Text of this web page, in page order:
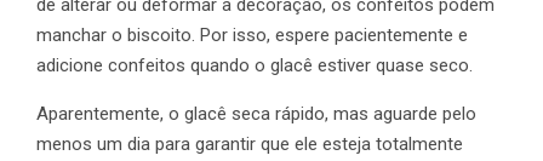
de alterar ou deformar a decoração, os confeitos podem
manchar o biscoito. Por isso, espere pacientemente e
adicione confeitos quando o glacê estiver quase seco.
Aparentemente, o glacê seca rápido, mas aguarde pelo
menos um dia para garantir que ele esteja totalmente